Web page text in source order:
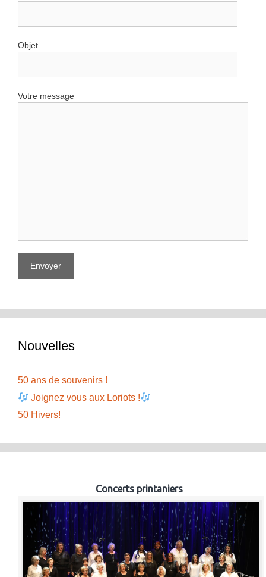
Objet
Votre message
Nouvelles
50 ans de souvenirs !
Joignez vous aux Loriots !
50 Hivers!
Concerts printaniers